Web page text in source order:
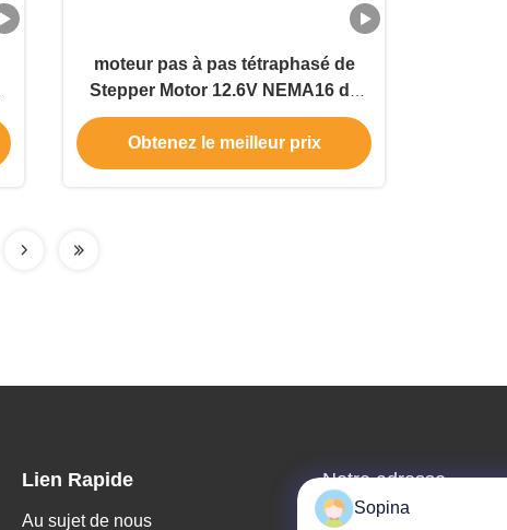
moteur pas à pas tétraphasé de
Stepper Motor 12.6V NEMA16 de
l'imprimante 3D de 100mN.M
Obtenez le meilleur prix
Lien Rapide
Au sujet de nous
Notre adresse
Adresse de l'entreprise
Sopina